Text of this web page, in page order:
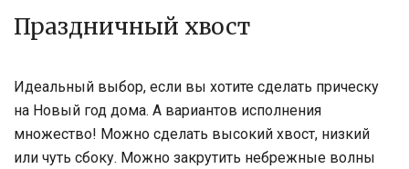
Праздничный хвост
Идеальный выбор, если вы хотите сделать прическу
на Новый год дома. А вариантов исполнения
множество! Можно сделать высокий хвост, низкий
или чуть сбоку. Можно закрутить небрежные волны